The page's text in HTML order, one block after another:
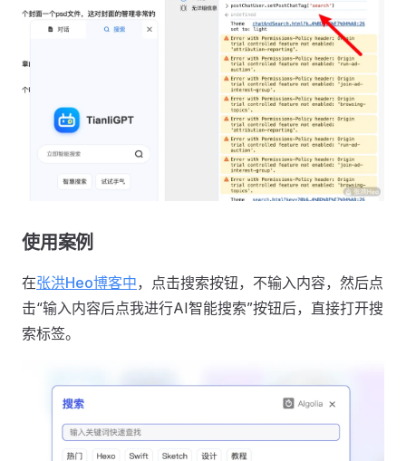
使用案例
在张洪Heo博客中，点击搜索按钮，不输入内容，然后点
击“输入内容后点我进行AI智能搜索”按钮后，直接打开搜
索标签。